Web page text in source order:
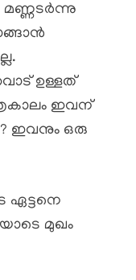
മണ്ണടർന്നു
ഉള്ളത്
ഇവന്
ഇവനും ഒരു
മുഖം